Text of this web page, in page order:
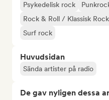
Psykedelisk rock
Rock & Roll / Klassisk Rock
Surf rock
Huvudsidan
Sända artister på radio
De gav nyligen dessa